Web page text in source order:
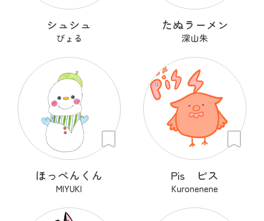
シュシュ
びょる
たぬラーメン
深山朱
ほっぺんくん
MIYUKI
Pis ピス
Kuronenene